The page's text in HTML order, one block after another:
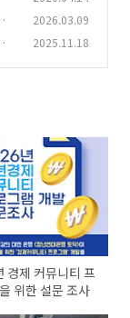
2026.03.09
2025.11.18
경제 커뮤니티 프
위한 설문 조사